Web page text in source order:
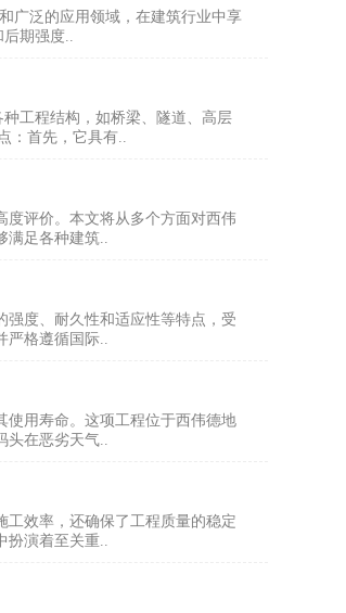
广泛的应用领域，在建筑行业中享
后期强度..
工程结构，如桥梁、隧道、高层
：首先，它具有..
度评价。本文将从多个方面对西伟
满足各种建筑..
强度、耐久性和适应性等特点，受
严格遵循国际..
使用寿命。这项工程位于西伟德地
头在恶劣天气..
工效率，还确保了工程质量的稳定
扮演着至关重..